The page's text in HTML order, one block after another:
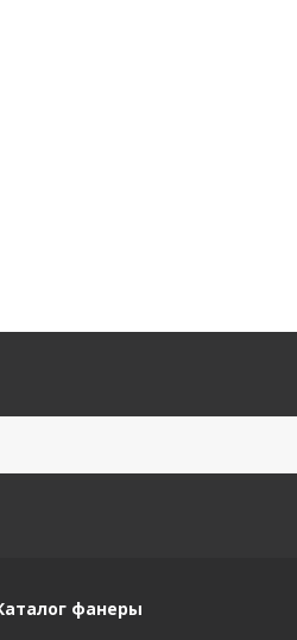
фанеры